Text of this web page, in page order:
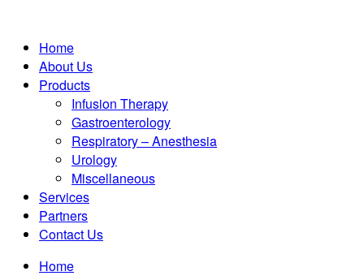
Home
About Us
Products
Infusion Therapy
Gastroenterology
Respiratory – Anesthesia
Urology
Miscellaneous
Services
Partners
Contact Us
Home